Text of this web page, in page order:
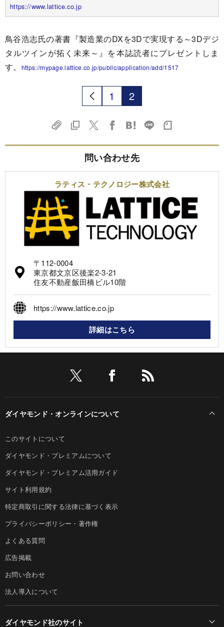
https://www.lattice.co.jp
鳥谷浩志氏の著書『製造業のDXを3Dで実現する～3Dデジ
タルツインが拓く未来～』を本誌読者にプレゼントしま
す。
https://mypage.lattice.co.jp/public/application/add/1517
1 2
問い合わせ先
ラティス・テクノロジー株式会社
〒112-0004
東京都文京区後楽2-3-21
住友不動産飯田橋ビル10階
https://www.lattice.co.jp
詳細はこちら
ダイヤモンド・オンラインについて
このサイトについて
ダイヤモンド・プレミアムについて
ダイヤモンド・プレミアム活用ガイド
サイト利用規約
特定商取引に関する法律に基づく表示
プライバシーポリシー・著作権
よくある質問
広告掲載
お問い合わせ
法人導入について
ダイヤモンド社のサイト